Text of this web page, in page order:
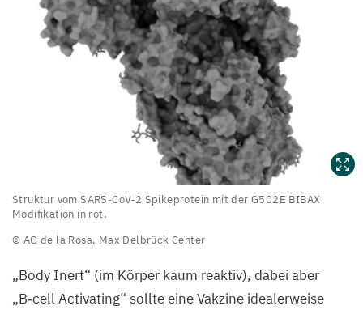
Struktur
vom
SARS-
CoV‑
Spikeprotein
Struktur vom SARS-CoV‑2 Spikeprotein mit derG502E BIBAX
Modifikation in rot.
© AG de la Rosa, Max Delbrück Center
„Body Inert“ (im Körper kaum reaktiv), dabei aber
„B‑cell Activating“ sollte eine Vakzine idealerweise